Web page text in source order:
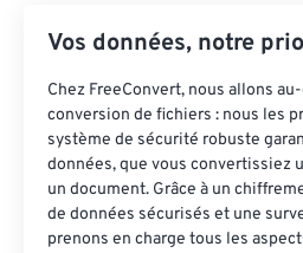
Vos données, notre
Chez FreeConvert, nous allons
conversion de fichiers : nous les
système de sécurité robuste
données, que vous convertissiez
un document. Grâce à un
de données sécurisés et une
prenons en charge tous les